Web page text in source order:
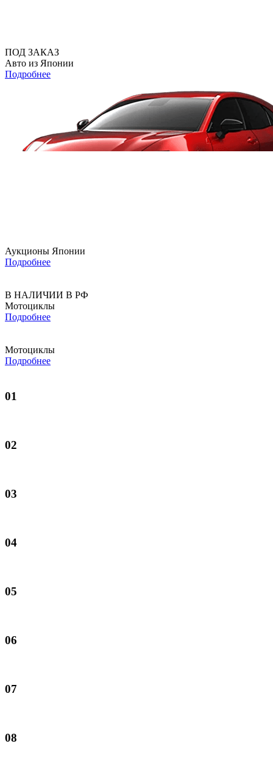
ПОД ЗАКАЗ
Авто из Японии
Подробнее
Аукционы Японии
Подробнее
В НАЛИЧИИ В РФ
Мотоциклы
Подробнее
Мотоциклы
Подробнее
01
02
03
04
05
06
07
08